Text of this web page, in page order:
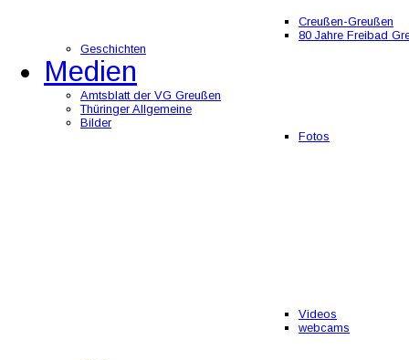
Creußen-Greußen
80 Jahre Freibad
Geschichten
Medien
Amtsblatt der VG Greußen
Thüringer Allgemeine
Bilder
Fotos
Videos
webcams